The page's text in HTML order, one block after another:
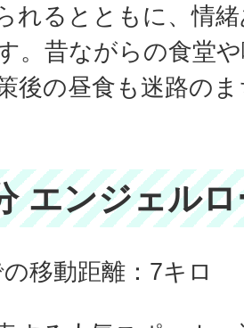
れるとともに、情
。昔ながらの食堂
後の昼食も迷路の
エンジェル
移動距離：7キロ